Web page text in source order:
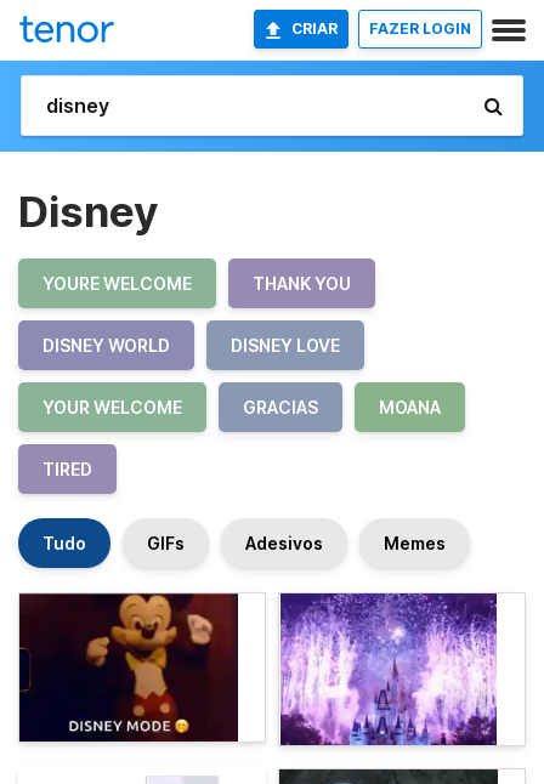
CRIAR FAZER LOGIN
Disney
YOURE WELCOME THANK YOU
DISNEY WORLD DISNEY LOVE
YOUR WELCOME GRACIAS MOANA
TIRED
Tudo GIFs Adesivos Memes